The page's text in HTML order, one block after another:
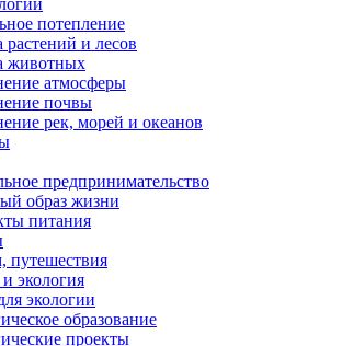
потепление
растений и лесов
животных
атмосферы
почвы
рек, морей и океанов
предпринимательство
образ жизни
питания
путешествия
экология
экологии
образование
проекты